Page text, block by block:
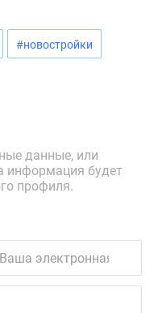
#новостройки
данные, или
информация будет
профиля.